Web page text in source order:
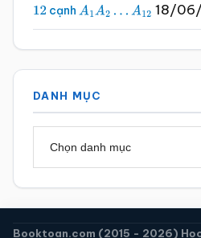
12 cạnh A1A2…A 12 18/
DANH MỤC
Booktoan.com (2015 - 2026)